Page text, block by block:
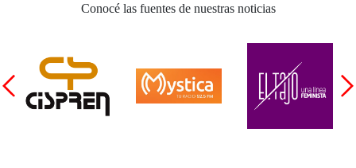
Conocé las fuentes de nuestras noticias